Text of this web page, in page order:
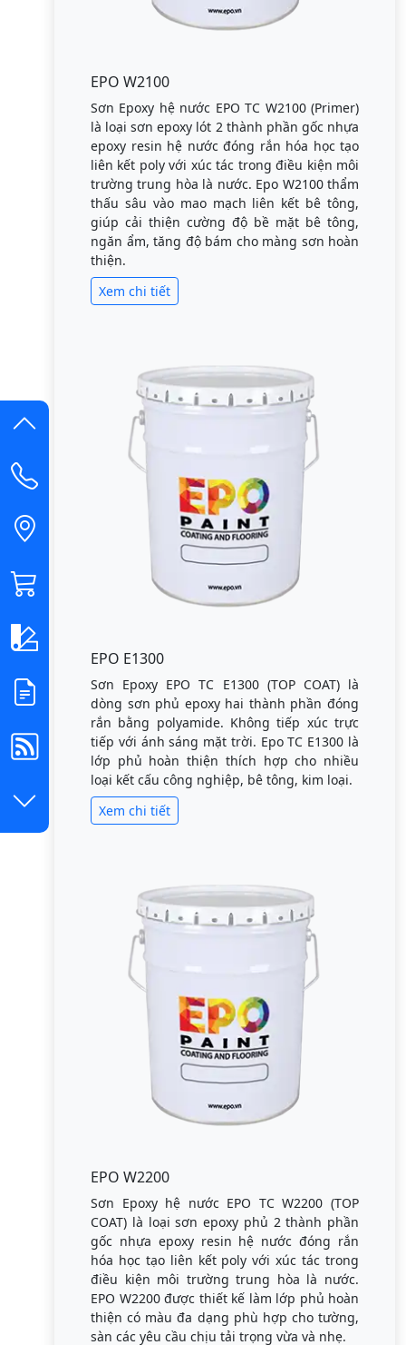
EPO W2100
Sơn Epoxy hệ nước EPO TC W2100 (Primer)
là loại sơn epoxy lót 2 thành phần gốc nhựa
epoxy resin hệ nước đóng rắn hóa học tạo
liên kết poly với xúc tác trong điều kiện môi
trường trung hòa là nước. Epo W2100 thẩm
thấu sâu vào mao mạch liên kết bê tông,
giúp cải thiện cường độ bề mặt bê tông,
ngăn ẩm, tăng độ bám cho màng sơn hoàn
thiện.
Xem chi tiết
EPO E1300
Sơn Epoxy EPO TC E1300 (TOP COAT) là
dòng sơn phủ epoxy hai thành phần đóng
rắn bằng polyamide. Không tiếp xúc trực
tiếp với ánh sáng mặt trời. Epo TC E1300 là
lớp phủ hoàn thiện thích hợp cho nhiều
loại kết cấu công nghiệp, bê tông, kim loại.
Xem chi tiết
EPO W2200
Sơn Epoxy hệ nước EPO TC W2200 (TOP
COAT) là loại sơn epoxy phủ 2 thành phần
gốc nhựa epoxy resin hệ nước đóng rắn
hóa học tạo liên kết poly với xúc tác trong
điều kiện môi trường trung hòa là nước.
EPO W2200 được thiết kế làm lớp phủ hoàn
thiện có màu đa dạng phù hợp cho tường,
sàn các yêu cầu chịu tải trọng vừa và nhẹ.